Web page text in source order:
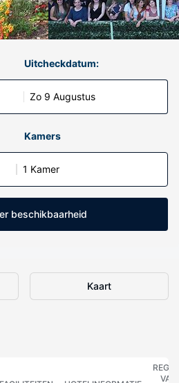
Uitcheckdatum:
Zo 9 Augustus
Kamers
1 Kamer
beschikbaarheid
Kaart
VAN